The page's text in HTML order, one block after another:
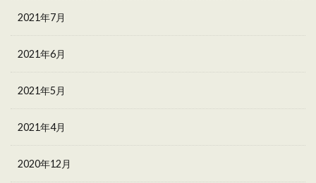
2021年7月
2021年6月
2021年5月
2021年4月
2020年12月